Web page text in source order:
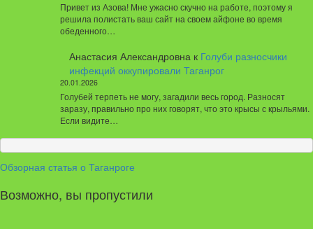
Привет из Азова! Мне ужасно скучно на работе, поэтому я
решила полистать ваш сайт на своем айфоне во время
обеденного…
Анастасия Александровна к Голуби разносчики
инфекций оккупировали Таганрог
20.01.2026
Голубей терпеть не могу, загадили весь город. Разносят
заразу, правильно про них говорят, что это крысы с крыльями.
Если видите…
Обзорная статья о Таганроге
Возможно, вы пропустили